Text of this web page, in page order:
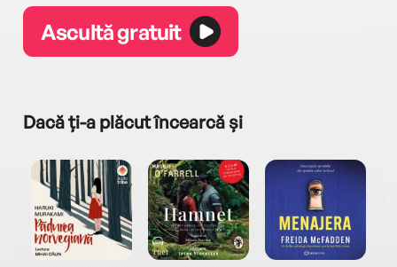
Ascultă gratuit
Dacă ți-a plăcut încearcă și